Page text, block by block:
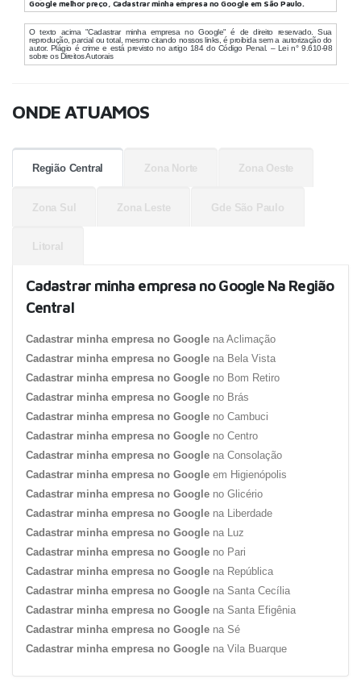
Google melhor preço, Cadastrar minha empresa no Google em São Paulo.
O texto acima "Cadastrar minha empresa no Google" é de direito reservado. Sua
reprodução, parcial ou total, mesmo citando nossos links, é proibida sem a autorização do
autor. Plágio é crime e está previsto no artigo 184 do Código Penal. – Lei n° 9.610-98
sobre os Direitos Autorais
ONDE ATUAMOS
Região Central Zona Norte Zona Oeste
Zona Sul Zona Leste Gde São Paulo
Litoral
Cadastrar minha empresa no Google Na Região
Central
Cadastrar minha empresa no Google na Aclimação
Cadastrar minha empresa no Google na Bela Vista
Cadastrar minha empresa no Google no Bom Retiro
Cadastrar minha empresa no Google no Brás
Cadastrar minha empresa no Google no Cambuci
Cadastrar minha empresa no Google no Centro
Cadastrar minha empresa no Google na Consolação
Cadastrar minha empresa no Google em Higienópolis
Cadastrar minha empresa no Google no Glicério
Cadastrar minha empresa no Google na Liberdade
Cadastrar minha empresa no Google na Luz
Cadastrar minha empresa no Google no Pari
Cadastrar minha empresa no Google na República
Cadastrar minha empresa no Google na Santa Cecília
Cadastrar minha empresa no Google na Santa Efigênia
Cadastrar minha empresa no Google na Sé
Cadastrar minha empresa no Google na Vila Buarque